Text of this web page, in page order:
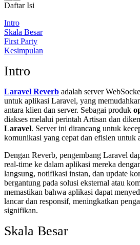
Daftar Isi
Intro
Skala Besar
First Party
Kesimpulan
Intro
Laravel Reverb adalah server
untuk aplikasi Laravel, yang
antara klien dan server. Sebagai produk
diakses melalui perintah Artisan dan
Laravel. Server ini dirancang untuk
komunikasi yang cepat dan efisien untuk
Dengan Reverb, pengembang Laravel
real-time ke dalam aplikasi mereka
langsung, notifikasi instan, dan update
bergantung pada solusi eksternal atau
memastikan bahwa aplikasi dapat
lancar dan responsif, meningkatkan
signifikan.
Skala Besar